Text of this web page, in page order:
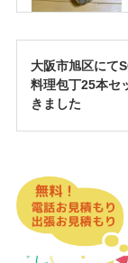
大阪市旭区にて
料理包丁25本セ
きました